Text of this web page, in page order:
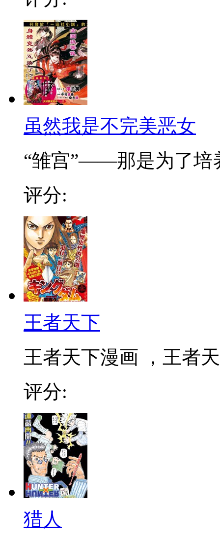
虽然我是不完美恶女
“雏宫”——那是为了培
评分:
王者天下
王者天下漫画 ，王者
评分:
猎人